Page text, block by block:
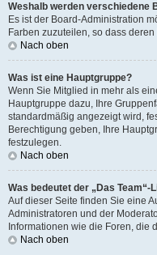
Weshalb werden verschiedene
Es ist der Board-Administration
Farben zuzuteilen, so dass
Nach oben
Was ist eine Hauptgruppe?
Wenn Sie Mitglied in mehr als
Hauptgruppe dazu, Ihre
standardmäßig angezeigt wird,
Berechtigung geben, Ihre
festzulegen.
Nach oben
Was bedeutet der „Das
Auf dieser Seite finden Sie eine
Administratoren und der
Informationen wie die Foren, die
Nach oben